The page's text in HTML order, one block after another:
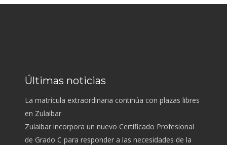
Últimas noticias
La matrícula extraordinaria continúa con plazas libres
en Zulaibar
Zulaibar incorpora un nuevo Certificado Profesional
de Grado C para responder a las necesidades de la